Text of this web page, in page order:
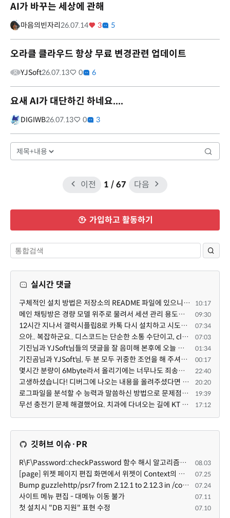
AI가 바꾸는 세상에 관해
마음의빈자리26.07.14 3 5
오라클 클라우드 항상 무료 변경관련 업데이트
YJSoft26.07.13 0 6
요새 AI가 대단하긴 하네요....
DIGIWB26.07.13 0 3
이전 1 / 67 다음
가입하고 활동하기
실시간 댓글
구체적인 설치 방법은 저장소의 README 파일에 있으니, 본문은 좀 덜 복잡해 보이도록^^ 줄여 보시면 어떨까... 10:17
메인 채팅방은 경량 모델 위주로 물려서 세션 관리 용도로만 쓰고, 각 기능 구현 세션은 디스코드 내의 스레... 09:30
12시간 지나서 갤럭시플립8로 카톡 다시 설치하고 시도했는데 같은 전화번호로 가입된 카카오톡이 있다고 나... 07:34
으아.. 복잡하군요.. 디스코드는 단순한 소통 수단이고, claude와 codex를 엮어서 author / reviewer를 나누... 07:03
기진님과 YJSoft님들의 댓글을 잘 음미해 본후에 오늘 이시간부터 저를 도와 주는 챗지피티와 저는 /XE 에 ... 01:34
기진곰님과 YJSoft님, 두 분 모두 귀중한 조언을 해 주셔서 진심으로 감사드립니다. 두 분의 답변을 여러 번... 00:17
몇시간 분량이 6Mbyte라서 올리기에는 너무나도 죄송스럽기에 재미나이에게 의뢰했습니다. 22:40
고생하셨습니다! 디버그에 나오는 내용을 올려주셨다면 도움을 드릴 수 있었을지도 모르지만, 아무래도 댓글... 20:20
로그파일을 분석할 수 능력과 말씀하신 방법으로 문제점을 찾아도 ... 이게 뭔말인지 이해할 수 없는 상황이... 19:39
무선 충전기 문제 해결했어요. 치과에 다녀오는 길에 KT 매장에 잠깐 들렀어요. KT매장에 물어보니까 그 원... 17:12
깃허브 이슈·PR
R\F\Password::checkPassword 함수 해시 알고리즘을 암시적으로 호출하는 경우 Argon2id 해시 비교 실패 08.03
[page] 위젯 페이지 편집 화면에서 위젯이 Context의 module_info를 덮어쓰면 저장이 ERR_ACT_IS_NOT_STANDALONE으로 실패 07.25
Bump guzzlehttp/psr7 from 2.12.1 to 2.12.3 in /common 07.24
사이트 메뉴 편집 - 대메뉴 이동 불가 07.11
첫 설치시 "DB 지원" 표현 수정 07.10